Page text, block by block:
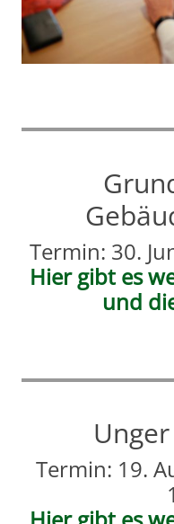
Termin: 30.
Hier gibt es
und
Termin: 19.